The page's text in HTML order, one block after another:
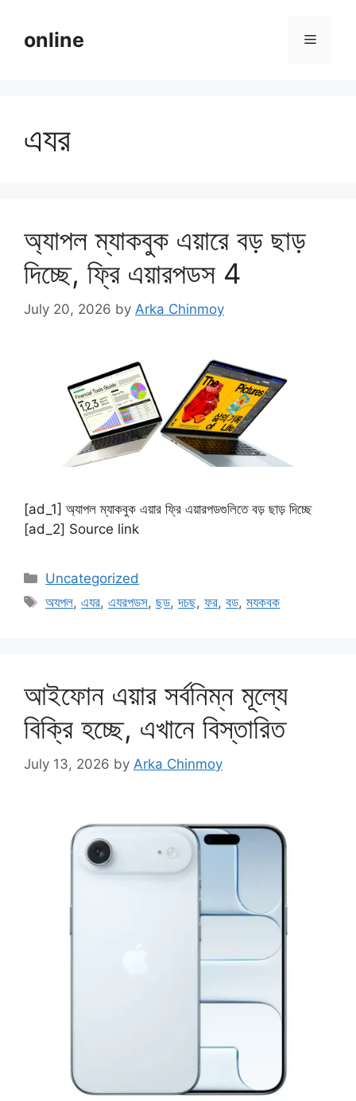
contentonline Menu
এযর
অ্যাপল ম্যাকবুক এয়ারে বড় ছাড়
দিচ্ছে, ফ্রি এয়ারপডস 4
July 20, 2026 by Arka Chinmoy
[ad_1] অ্যাপল ম্যাকবুক এয়ার ফ্রি এয়ারপডগুলিতে বড় ছাড় দিচ্ছে
[ad_2] Source link
Categories
Uncategorized
Tags
অযপল,এযর,এযরপডস,ছড,দচছ,ফর,বড,মযকবক
আইফোন এয়ার সর্বনিম্ন মূল্যে
বিক্রি হচ্ছে, এখানে বিস্তারিত
July 13, 2026 by Arka Chinmoy